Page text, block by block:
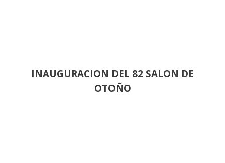
INAUGURACION DEL 82 SALON DE
OTOÑO